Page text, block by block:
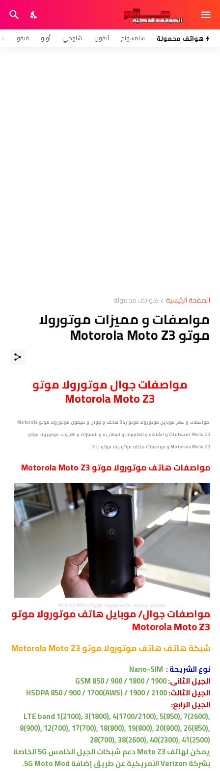
هواتف محمولة سامسونج آيفون شاومي أوبو فيفو
الصفحة الرئيسية هواتف محمولة
مواصفات و مميزات موتورولا
موتو Motorola Moto Z3
مواصفاتجوالموتورولا موتو
Motorola Moto Z3
مواصفات و سعر موبايل موتورولا موتو زد 3 هاتف و جوال و تليفون موتورولا موتو Motorola
Moto Z3 الامكانيات و الشاشه و الكاميرات و البطاريه و المميزات و العيوب موتورولا موتو
Motorola Moto Z3 و مواصفات هاتف موتورولا موتو زد 3 .
مواصفات هاتفموتورولا موتو Motorola Moto Z3
مواصفات و مميزات هاتف موتورولا موتو Motorola Moto Z3
مواصفات جوال/ موبايل هاتف موتورولا موتو
Motorola Moto Z3
شبكةهاتف هاتف موتورولا موتو Motorola Moto Z3
نوع الشريحة:
Nano-SIM
الجيل الثانى:GSM 850 / 900 / 1800 / 1900
الجيل الثالث:HSDPA 850 / 900 / 1700(AWS) / 1900 / 2100
الجيل الرابع:
LTE band 1(2100), 3(1800), 4(1700/2100), 5(850), 7(2600),
8(900), 12(700), 17(700), 18(800), 19(800), 20(800), 26(850),
28(700), 38(2600), 40(2300), 41(2500)
يمكن لهاتف Moto Z3 دعم شبكات الجيل الخامس 5G الخاصة
بشركة Verizon الأمريكية عن طريق إضافة 5G Moto Mod.